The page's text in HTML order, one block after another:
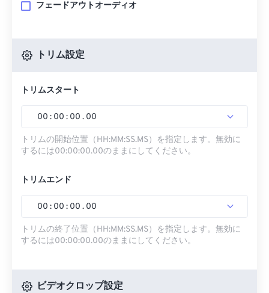
フェードアウトオーディオ
トリム設定
トリムスタート
00 : 00 : 00 . 00
トリムの開始位置（HH:MM:SS.MS）を指定します。無効に
するには00:00:00.00のままにしてください。
トリムエンド
00 : 00 : 00 . 00
トリムの終了位置（HH:MM:SS.MS）を指定します。無効に
するには00:00:00.00のままにしてください。
ビデオクロップ設定